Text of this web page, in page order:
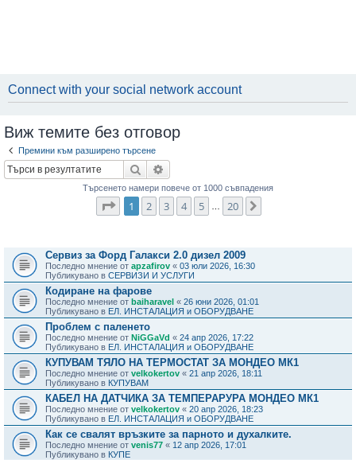
Connect with your social network account
Виж темите без отговор
Премини към разширено търсене
Търсене
Търсенето намери повече от 1000 съвпадения
Страница1 от
1 2 3 4 5 20
Сервиз за Форд Галакси 2.0 дизел 2009
Последно мнение от apzafirov « 03 юли 2026, 16:30
Публикувано в СЕРВИЗИ И УСЛУГИ
Кодиране на фарове
Последно мнение от baiharavel « 26 юни 2026, 01:01
Публикувано в ЕЛ. ИНСТАЛАЦИЯ и ОБОРУДВАНЕ
Проблем с паленето
Последно мнение от NiGGaVd « 24 апр 2026, 17:22
Публикувано в ЕЛ. ИНСТАЛАЦИЯ и ОБОРУДВАНЕ
КУПУВАМ ТЯЛО НА ТЕРМОСТАТ ЗА МОНДЕО МК1
Последно мнение от velkokertov « 21 апр 2026, 18:11
Публикувано в КУПУВАМ
КАБЕЛ НА ДАТЧИКА ЗА ТЕМПЕРАРУРА МОНДЕО МК1
Последно мнение от velkokertov « 20 апр 2026, 18:23
Публикувано в ЕЛ. ИНСТАЛАЦИЯ и ОБОРУДВАНЕ
Как се свалят връзките за парното и духалките.
Последно мнение от venis77 « 12 апр 2026, 17:01
Публикувано в КУПЕ